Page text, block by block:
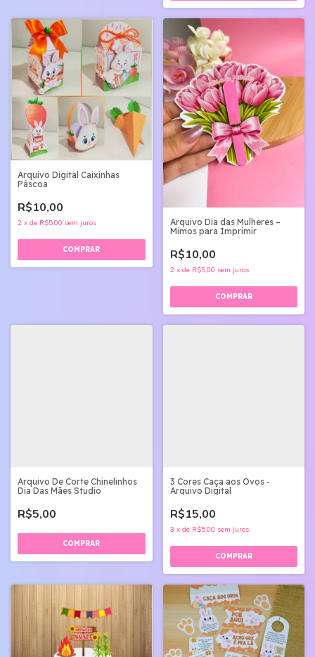
Arquivo Digital Caixinhas
Páscoa
R$10,00
2 x de R$5,00 sem juros
Arquivo Dia das Mulheres –
Mimos para Imprimir
R$10,00
2 x de R$5,00 sem juros
Arquivo De Corte Chinelinhos
Dia Das Mães Studio
R$5,00
3 Cores Caça aos Ovos -
Arquivo Digital
R$15,00
3 x de R$5,00 sem juros